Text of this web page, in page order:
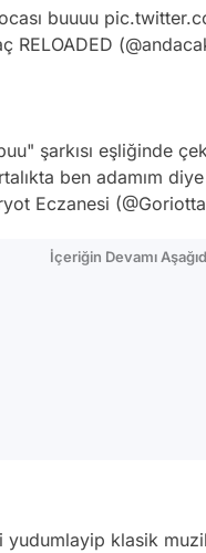
buuuu
RELOADED
şarkısı eşliğinde
ben adamım
Eczanesi
İçeriğin Devamı
yudumlayip klasik